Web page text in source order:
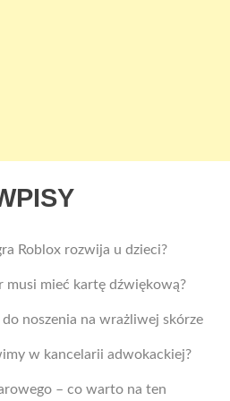
Roblox rozwija u dzieci?
musi mieć kartę dźwiękową?
do noszenia na wrażliwej skórze
w kancelarii adwokackiej?
– co warto na ten